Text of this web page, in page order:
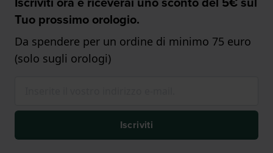
Tuo prossimo orologio.
Da spendere per un ordine di minimo 75 euro
(solo sugli orologi)
Iscriviti